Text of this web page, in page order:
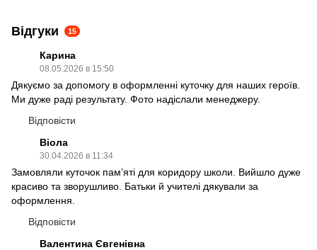
Відгуки 15
Карина
08.05.2026 в 15:50
Дякуємо за допомогу в оформленні куточку для наших героїв.
Ми дуже раді результату. Фото надіслали менеджеру.
Відповісти
Віола
30.04.2026 в 11:34
Замовляли куточок пам’яті для коридору школи. Вийшло дуже
красиво та зворушливо. Батьки й учителі дякували за
оформлення.
Відповісти
Валентина Євгенівна